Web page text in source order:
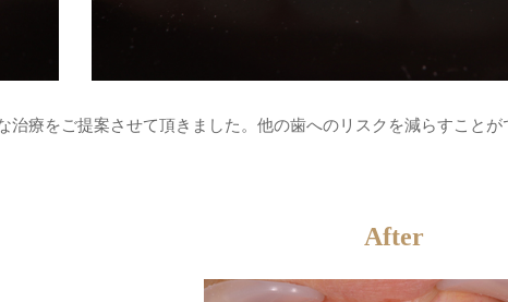
療をご提案させて頂きました。他の歯へのリスクを減らすことが
After